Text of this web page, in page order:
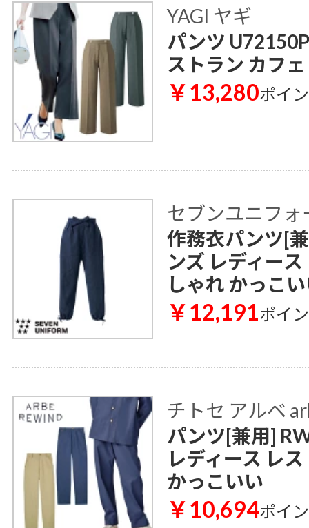
YAGI ヤギ
パンツ
ストラン カフ
￥13,280ポイ
セブンユニフォ
作務衣パンツ[
ンズ レディー
しゃれ かっこ
￥12,191ポイ
チトセ アルベ
パンツ[兼用]
レディース レ
かっこいい
￥10,694ポイ